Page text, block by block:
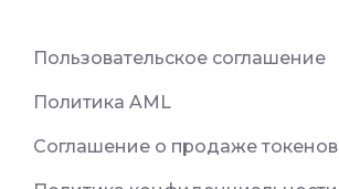
Пользовательское соглашение
Политика AML
Соглашение о продаже токенов